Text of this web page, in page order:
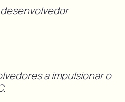
a impulsionar o